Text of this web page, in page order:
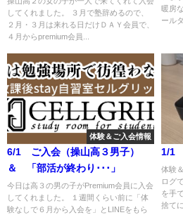
してくれました。 ３月で塾辞めるので、
２月・３月は来れる日だけＤＡＹ会員で、
４月からpremium会員...
暖房
ール
体験＆ご入会情報
6/1 ご入会（操山高３男子）
＆ 「部活が終わり･･･」
今日は高３の男の子がPremium会員に入会
してくれました。 １週間くらい前に「体
験なしで６月から入会を」とLINEをもら
1/1
体験
ログ
を手
捨て